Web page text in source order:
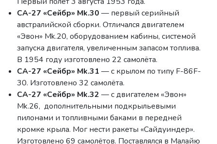
CA-27 «Сейбр» Mk.30 — первый серийный
австралийской сборки. Отличался двигателем
«Эвон» Mk.20, оборудованием кабины, системой
запуска двигателя, увеличенным запасом топлива.
В 1954 году изготовлено 22 самолёта.
CA-27 «Сейбр» Mk.31 — с крылом по типу F-86F-
30. Изготовлено 32 самолёта.
CA-27 «Сейбр» Mk.32 — с двигателем «Эвон»
Mk.26, дополнительными подкрыльевыми
пилонами и топливными баками в передней
кромке крыла. Мог нести ракеты «Сайдуиндер».
Изготовлено 69 самолётов. Поставлялся в Малайю